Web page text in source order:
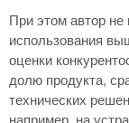
При этом автор не
использования
оценки
долю продукта,
технических
например, на